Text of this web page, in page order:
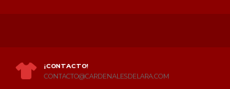
¡CONTACTO!
CONTACTO@CARDENALESDELARA.COM